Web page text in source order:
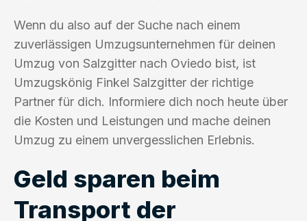
Wenn du also auf der Suche nach einem
zuverlässigen Umzugsunternehmen für deinen
Umzug von Salzgitter nach Oviedo bist, ist
Umzugskönig Finkel Salzgitter der richtige
Partner für dich. Informiere dich noch heute über
die Kosten und Leistungen und mache deinen
Umzug zu einem unvergesslichen Erlebnis.
Geld sparen beim
Transport der